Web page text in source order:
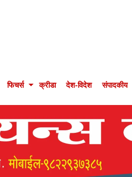
फिचर्स क्रीडा देश-विदेश संपादकीय